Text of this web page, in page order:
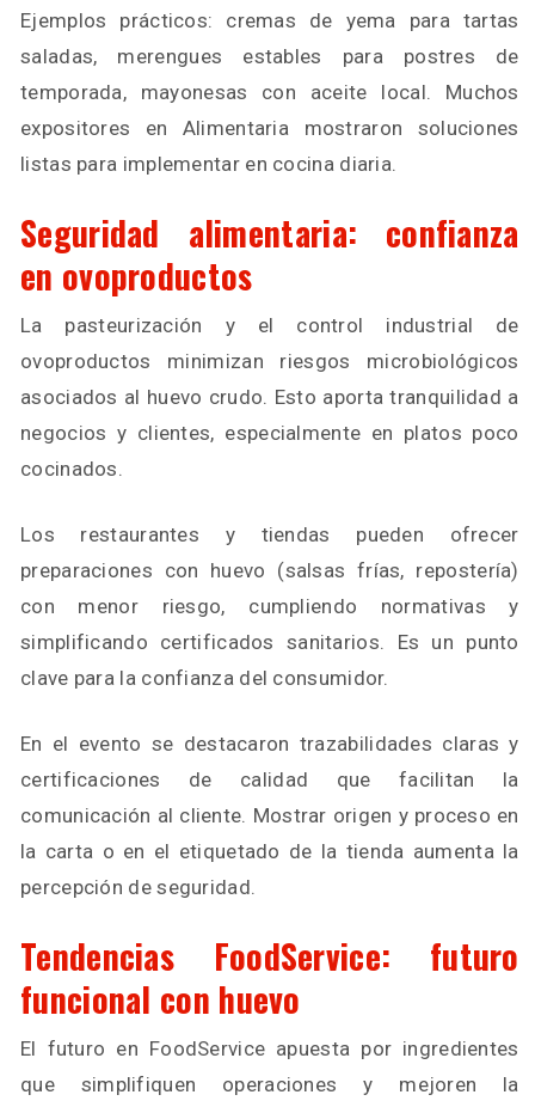
Ejemplos prácticos: cremas de yema para tartas
saladas, merengues estables para postres de
temporada, mayonesas con aceite local. Muchos
expositores en Alimentaria mostraron soluciones
listas para implementar en cocina diaria.
Seguridad alimentaria: confianza
en ovoproductos
La pasteurización y el control industrial de
ovoproductos minimizan riesgos microbiológicos
asociados al huevo crudo. Esto aporta tranquilidad a
negocios y clientes, especialmente en platos poco
cocinados.
Los restaurantes y tiendas pueden ofrecer
preparaciones con huevo (salsas frías, repostería)
con menor riesgo, cumpliendo normativas y
simplificando certificados sanitarios. Es un punto
clave para la confianza del consumidor.
En el evento se destacaron trazabilidades claras y
certificaciones de calidad que facilitan la
comunicación al cliente. Mostrar origen y proceso en
la carta o en el etiquetado de la tienda aumenta la
percepción de seguridad.
Tendencias FoodService: futuro
funcional con huevo
El futuro en FoodService apuesta por ingredientes
que simplifiquen operaciones y mejoren la